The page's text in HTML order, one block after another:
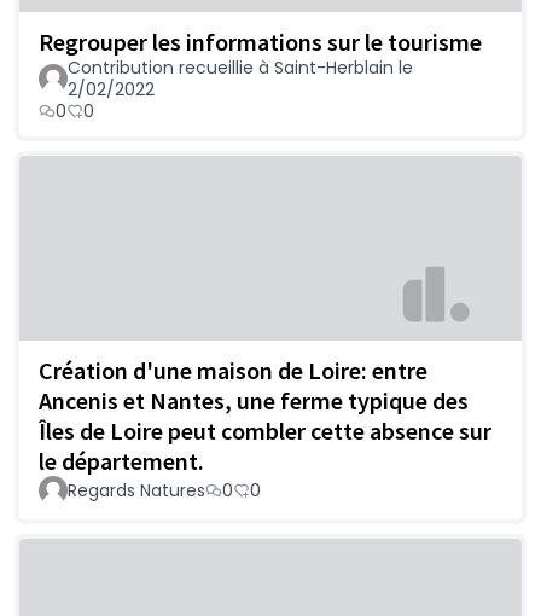
Regrouper les informations sur le tourisme
Contribution recueillie à Saint-Herblain le
2/02/2022
0
0
Création d'une maison de Loire: entre
Ancenis et Nantes, une ferme typique des
Îles de Loire peut combler cette absence sur
le département.
Regards Natures 0 0